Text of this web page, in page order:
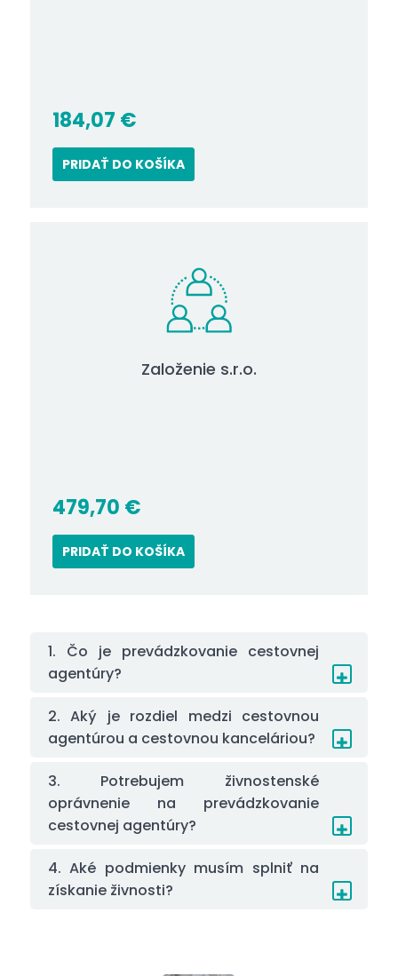
184,07 €
PRIDAŤ DO KOŠÍKA
Založenie s.r.o.
479,70 €
PRIDAŤ DO KOŠÍKA
1. Čo je prevádzkovanie cestovnej
agentúry?
2. Aký je rozdiel medzi cestovnou
agentúrou a cestovnou kanceláriou?
3. Potrebujem živnostenské
oprávnenie na prevádzkovanie
cestovnej agentúry?
4. Aké podmienky musím splniť na
získanie živnosti?